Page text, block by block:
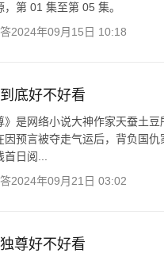
，第 01 集至第 05 集。
2024年09月15日 10:18
底好不好看
》是网络小说大神作家天蚕土
因预言被夺走气运后，背负国
首日阅...
2024年09月21日 03:02
尊好不好看